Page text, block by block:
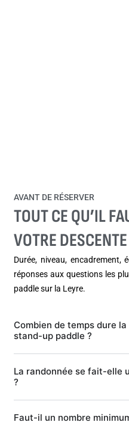
AVANT DE RÉSERVER
TOUT CE QU’IL
VOTRE
Durée, niveau, encadrement,
réponses aux questions les
paddle sur la Leyre.
Combien de temps dure
stand-up paddle ?
La randonnée se fait-elle
?
Faut-il un nombre